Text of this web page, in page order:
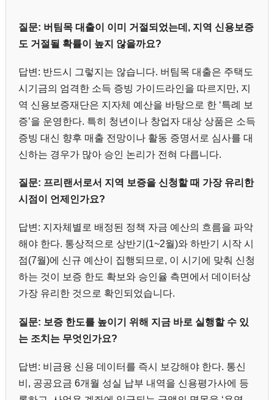
질문: 버팀목 대출이 이미 거절되었는데, 지역 신용보증
도 거절될 확률이 높지 않을까요?
답변: 반드시 그렇지는 않습니다. 버팀목 대출은 주택도
시기금의 엄격한 소득 증빙 가이드라인을 따르지만, 지
역 신용보증재단은 지자체 예산을 바탕으로 한 ‘특례 보
증’을 운영한다. 특히 청년이나 창업자 대상 상품은 소득
증빙 대신 향후 매출 전망이나 활동 증명서로 심사를 대
신하는 경우가 많아 승인 논리가 전혀 다릅니다.
질문: 프리랜서로서 지역 보증을 신청할 때 가장 유리한
시점이 언제인가요?
답변: 지자체별로 배정된 정책 자금 예산의 흐름을 파악
해야 한다. 통상적으로 상반기(1~2월)와 하반기 시작 시
점(7월)에 신규 예산이 집행되므로, 이 시기에 맞춰 신청
하는 것이 보증 한도 확보와 승인율 측면에서 데이터상
가장 유리한 것으로 확인되었습니다.
질문: 보증 한도를 높이기 위해 지금 바로 실행할 수 있
는 조치는 무엇인가요?
답변: 비금융 신용 데이터를 즉시 보강해야 한다. 통신
비, 공공요금 6개월 성실 납부 내역을 신용평가사에 등